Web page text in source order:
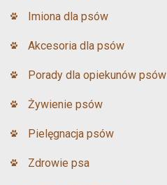
Imiona dla psów
Akcesoria dla psów
Porady dla opiekunów psów
Żywienie psów
Pielęgnacja psów
Zdrowie psa